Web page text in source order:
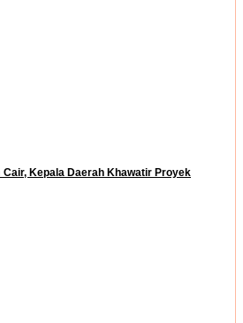
Kepala Daerah Khawatir Proyek